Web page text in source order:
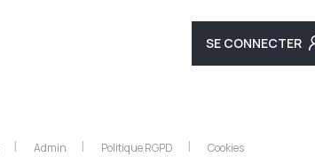
SE CONNECTER
Admin Politique RGPD Cookies